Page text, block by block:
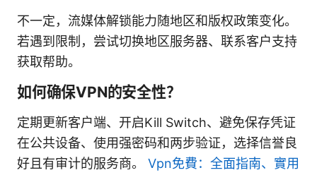
不一定，流媒体解锁能力随地区和版权政策变化。
若遇到限制，尝试切换地区服务器、联系客户支持
获取帮助。
如何确保VPN的安全性？
定期更新客户端、开启Kill Switch、避免保存凭证
在公共设备、使用强密码和两步验证，选择信誉良
好且有审计的服务商。 Vpn免費：全面指南、實用